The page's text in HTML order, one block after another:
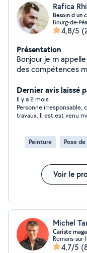
Rafica
Besoin d un
Bourg-de-
4,8/5
Présentation
Bonjour je m
des compétences
vitres surfaces
Dernier avis laissé
Il y a 2 mois
Personne irresponsable,
travaux. Il est est venu
Peinture Pose
Voir le
Michel
Cariste
Romans-
4,7/5